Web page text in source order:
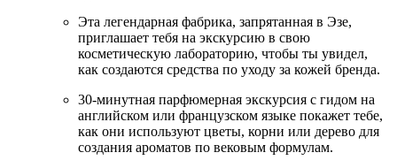
Эта легендарная фабрика, запрятанная в Эзе,
приглашает тебя на экскурсию в свою
косметическую лабораторию, чтобы ты увидел,
как создаются средства по уходу за кожей бренда.
30-минутная парфюмерная экскурсия с гидом на
английском или французском языке покажет тебе,
как они используют цветы, корни или дерево для
создания ароматов по вековым формулам.